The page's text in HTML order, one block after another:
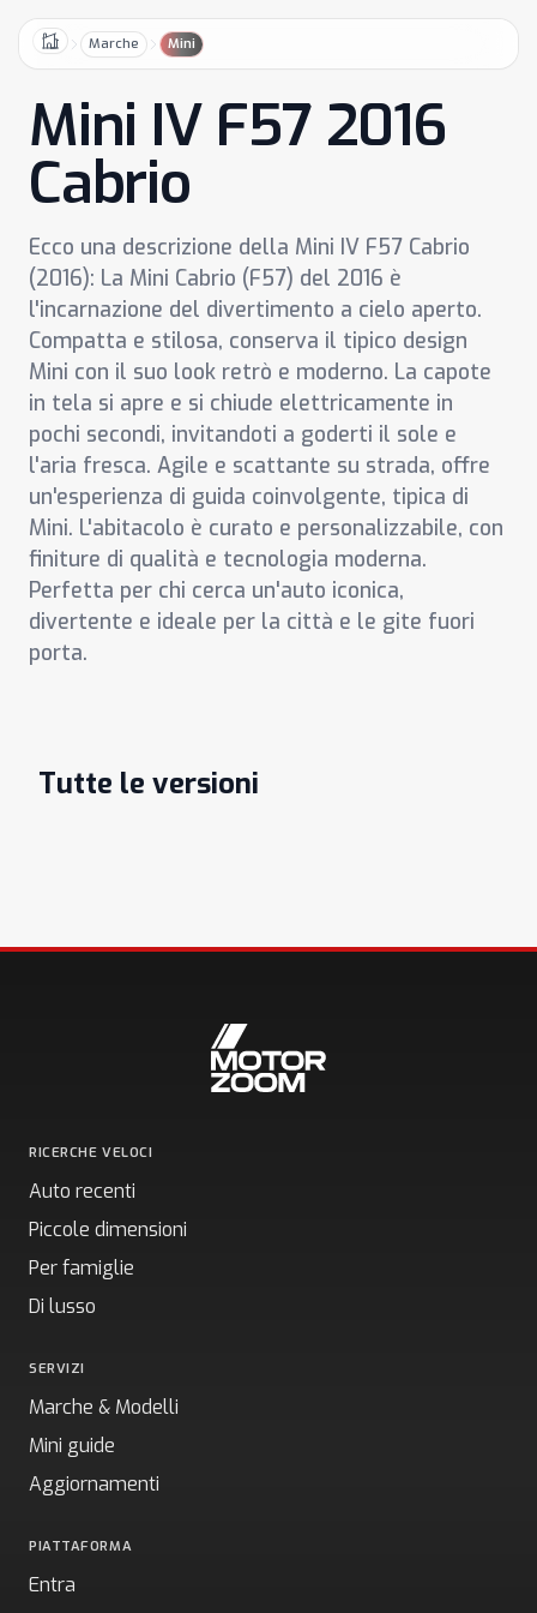
HomeMarche Mini
Mini IV F57 2016
Cabrio
Ecco una descrizione della Mini IV F57 Cabrio
(2016): La Mini Cabrio (F57) del 2016 è
l'incarnazione del divertimento a cielo aperto.
Compatta e stilosa, conserva il tipico design
Mini con il suo look retrò e moderno. La capote
in tela si apre e si chiude elettricamente in
pochi secondi, invitandoti a goderti il sole e
l'aria fresca. Agile e scattante su strada, offre
un'esperienza di guida coinvolgente, tipica di
Mini. L'abitacolo è curato e personalizzabile, con
finiture di qualità e tecnologia moderna.
Perfetta per chi cerca un'auto iconica,
divertente e ideale per la città e le gite fuori
porta.
Tutte le versioni
RICERCHE VELOCI
Auto recenti
Piccole dimensioni
Per famiglie
Di lusso
SERVIZI
Marche & Modelli
Mini guide
Aggiornamenti
PIATTAFORMA
Entra